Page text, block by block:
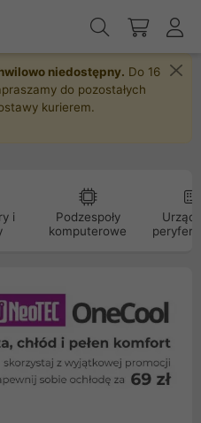
niedostępny. Do 16
do pozostałych
kurierem.
i
Podzespoły
komputerowe